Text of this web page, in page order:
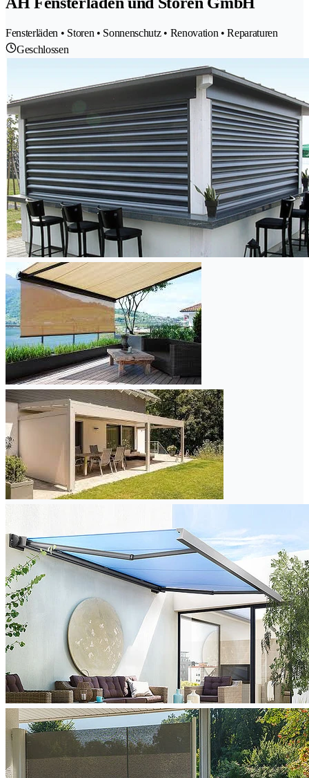
Fensterläden • Storen • Sonnenschutz • Renovation • Reparaturen
Geschlossen